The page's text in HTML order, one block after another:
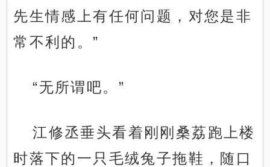
先生情感上有任何问题，对您是非
常不利的。”
“无所谓吧。”
江修丞垂头看着刚刚桑荔跑上楼
时落下的一只毛绒兔子拖鞋，随口